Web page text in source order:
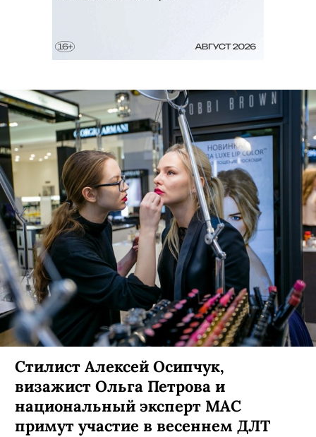
Стилист Алексей Осипчук,
визажист Ольга Петрова и
национальный эксперт MAC
примут участие в весеннем ДЛТ